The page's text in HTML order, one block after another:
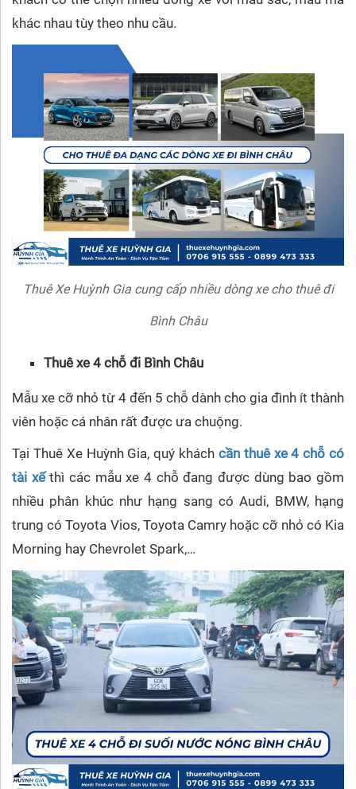
khác nhau tùy theo nhu cầu.
Thuê Xe Huỳnh Gia cung cấp nhiều dòng xe cho thuê đi
Bình Châu
Thuê xe 4 chỗ đi Bình Châu
Mẫu xe cỡ nhỏ từ 4 đến 5 chỗ dành cho gia đình ít thành
viên hoặc cá nhân rất được ưa chuộng.
Tại Thuê Xe Huỳnh Gia, quý khách cần thuê xe 4 chỗ có
tài xếthì các mẫu xe 4 chỗ đang được dùng bao gồm
nhiều phân khúc như hạng sang có Audi, BMW, hạng
trung có Toyota Vios, Toyota Camry hoặc cỡ nhỏ có Kia
Morning hay Chevrolet Spark,…